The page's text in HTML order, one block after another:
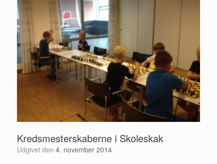
Kredsmesterskaberne i Skoleskak
Udgivet den 4. november 2014